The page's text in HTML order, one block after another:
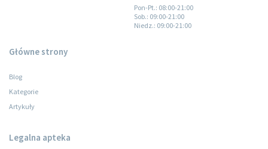
Pon-Pt.: 08:00-21:00
Sob.: 09:00-21:00
Niedz.: 09:00-21:00
Główne strony
Blog
Kategorie
Artykuły
Legalna apteka